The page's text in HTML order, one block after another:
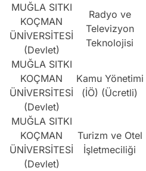
MUĞLA SITKI
KOÇMAN
ÜNİVERSİTESİ
(Devlet)
Radyo ve
Televizyon
Teknolojisi
MUĞLA SITKI
KOÇMAN
ÜNİVERSİTESİ
(Devlet)
Kamu Yönetimi
(İÖ) (Ücretli)
MUĞLA SITKI
KOÇMAN
ÜNİVERSİTESİ
(Devlet)
Turizm ve Otel
İşletmeciliği